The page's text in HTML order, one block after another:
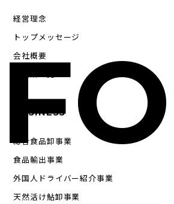
経営理念
トップメッセージ
会社概要
BUSINESS
総合食品卸事業
食品輸出事業
外国人ドライバー紹介事業
天然活け鮎卸事業